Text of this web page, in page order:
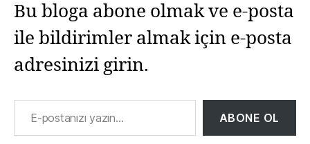
Bu bloga abone olmak ve e-posta
ile bildirimler almak için e-posta
adresinizi girin.
E-postanızı yazın…
ABONE OL